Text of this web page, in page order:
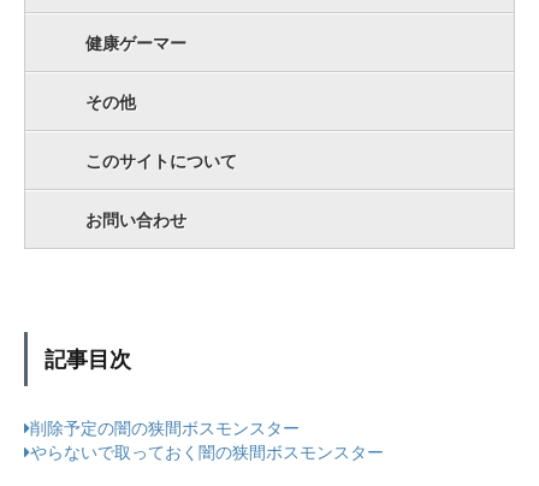
健康ゲーマー
その他
このサイトについて
お問い合わせ
記事目次
削除予定の闇の狭間ボスモンスター
やらないで取っておく闇の狭間ボスモンスター